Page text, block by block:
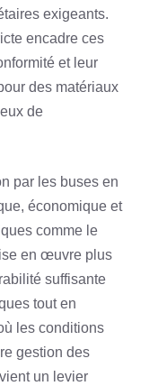
exigeants.
encadre ces
et leur
des matériaux
de
par les buses en
économique et
comme le
en œuvre plus
suffisante
tout en
les conditions
gestion des
un levier